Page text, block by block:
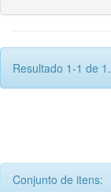
Resultado 1-1 de 1.
Conjunto de itens: